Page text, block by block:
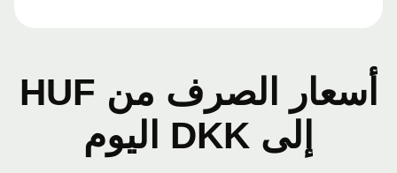
أسعار الصرف من HUF
إلى DKK اليوم